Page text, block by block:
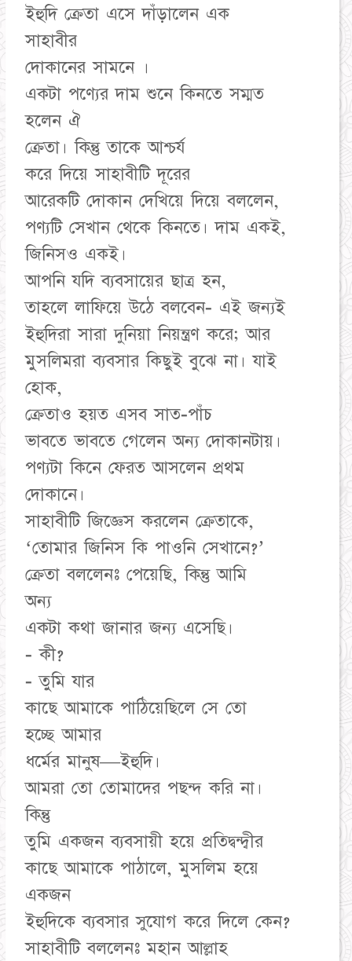
ইহুদি ক্রেতা এসে দাঁড়ালেন এক
সাহাবীর
দোকানের সামনে ।
একটা পণ্যের দাম শুনে কিনতে সম্মত
হলেন ঐ
ক্রেতা। কিন্তু তাকে আশ্চর্য
করে দিয়ে সাহাবীটি দূরের
আরেকটি দোকান দেখিয়ে দিয়ে বললেন,
পণ্যটি সেখান থেকে কিনতে। দাম একই,
জিনিসও একই।
আপনি যদি ব্যবসায়ের ছাত্র হন,
তাহলে লাফিয়ে উঠে বলবেন- এই জন্যই
ইহুদিরা সারা দুনিয়া নিয়ন্ত্রণ করে; আর
মুসলিমরা ব্যবসার কিছুই বুঝে না। যাই
হোক,
ক্রেতাও হয়ত এসব সাত-পাঁচ
ভাবতে ভাবতে গেলেন অন্য দোকানটায়।
পণ্যটা কিনে ফেরত আসলেন প্রথম
দোকানে।
সাহাবীটি জিজ্ঞেস করলেন ক্রেতাকে,
‘তোমার জিনিস কি পাওনি সেখানে?’
ক্রেতা বললেনঃ পেয়েছি, কিন্তু আমি
অন্য
একটা কথা জানার জন্য এসেছি।
- কী?
- তুমি যার
কাছে আমাকে পাঠিয়েছিলে সে তো
হচ্ছে আমার
ধর্মের মানুষ—ইহুদি।
আমরা তো তোমাদের পছন্দ করি না।
কিন্তু
তুমি একজন ব্যবসায়ী হয়ে প্রতিদ্বন্দ্বীর
কাছে আমাকে পাঠালে, মুসলিম হয়ে
একজন
ইহুদিকে ব্যবসার সুযোগ করে দিলে কেন?
সাহাবীটি বললেনঃ মহান আল্লাহ